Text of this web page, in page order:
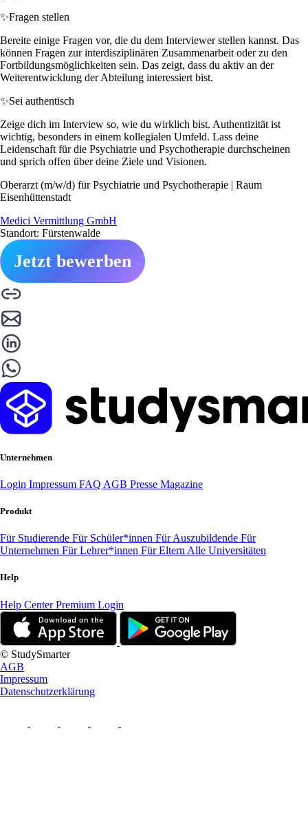
✨Fragen stellen
Bereite einige Fragen vor, die du dem Interviewer stellen kannst. Das
können Fragen zur interdisziplinären Zusammenarbeit oder zu den
Fortbildungsmöglichkeiten sein. Das zeigt, dass du aktiv an der
Weiterentwicklung der Abteilung interessiert bist.
✨Sei authentisch
Zeige dich im Interview so, wie du wirklich bist. Authentizität ist
wichtig, besonders in einem kollegialen Umfeld. Lass deine
Leidenschaft für die Psychiatrie und Psychotherapie durchscheinen
und sprich offen über deine Ziele und Visionen.
Oberarzt (m/w/d) für Psychiatrie und Psychotherapie | Raum
Eisenhüttenstadt
Medici Vermittlung GmbH
Standort: Fürstenwalde
Jetzt bewerben
Unternehmen
Login Impressum FAQ AGB Presse Magazine
Produkt
Für Studierende Für Schüler*innen Für Auszubildende Für
Unternehmen Für Lehrer*innen Für Eltern Alle Universitäten
Help
Help CenterPremium Login
© StudySmarter
AGB
Impressum
Datenschutzerklärung